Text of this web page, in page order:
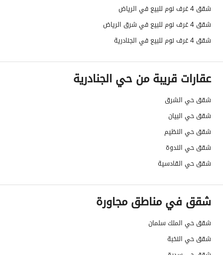
حدود واطوال العقار
-
الضمانات والمدة
-
هل يوجد اي التزام على
العقار ؟
لا يوجد
مطابقة لكود البناء
السعودي
العقار مرهون
رقم الأرض
2096
ملاحظات
شقق 4 غرف نوم للبيع في الرياض
شقق 4 غرف نوم للبيع في شرق الرياض
شقق 4 غرف نوم للبيع في الجنادرية
عقارات قريبة من حي الجنادرية
شقق حي الشرق
شقق حي البيان
شقق حي النظيم
شقق حي الندوة
شقق حي القادسية
شقق في مناطق مجاورة
شقق حي الملك سلمان
شقق حي النخبة